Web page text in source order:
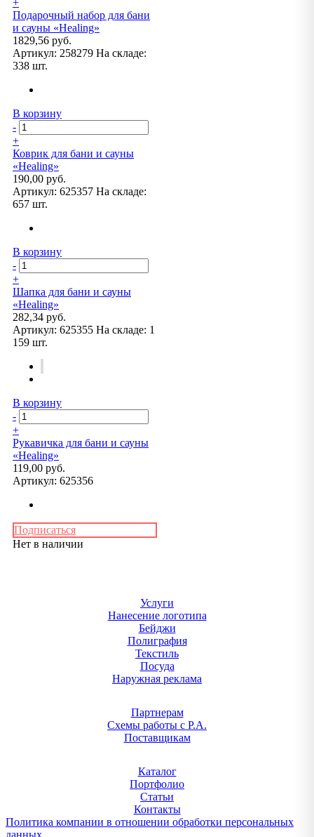
+
Подарочный набор для бани
и сауны «Healing»
1829,56 руб.
Артикул: 258279 На складе:
338 шт.
В корзину
-
+
Коврик для бани и сауны
«Healing»
190,00 руб.
Артикул: 625357 На складе:
657 шт.
В корзину
-
+
Шапка для бани и сауны
«Healing»
282,34 руб.
Артикул: 625355 На складе: 1
159 шт.
В корзину
-
+
Рукавичка для бани и сауны
«Healing»
119,00 руб.
Артикул: 625356
Подписаться
Нет в наличии
Услуги
Нанесение логотипа
Бейджи
Полиграфия
Текстиль
Посуда
Наружная реклама
Партнерам
Схемы работы с Р.А.
Поставщикам
Каталог
Портфолио
Статьи
Контакты
Политика компании в отношении обработки персональных
данных